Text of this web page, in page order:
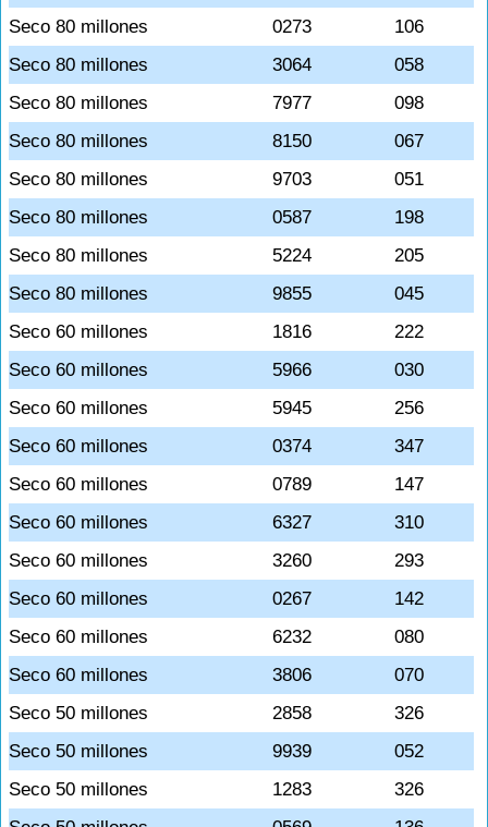
Seco 80 millones
0273
106
Seco 80 millones
3064
058
Seco 80 millones
7977
098
Seco 80 millones
8150
067
Seco 80 millones
9703
051
Seco 80 millones
0587
198
Seco 80 millones
5224
205
Seco 80 millones
9855
045
Seco 60 millones
1816
222
Seco 60 millones
5966
030
Seco 60 millones
5945
256
Seco 60 millones
0374
347
Seco 60 millones
0789
147
Seco 60 millones
6327
310
Seco 60 millones
3260
293
Seco 60 millones
0267
142
Seco 60 millones
6232
080
Seco 60 millones
3806
070
Seco 50 millones
2858
326
Seco 50 millones
9939
052
Seco 50 millones
1283
326